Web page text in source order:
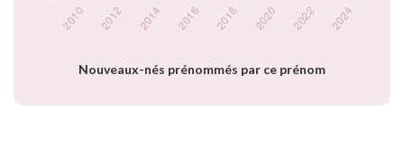
Nouveaux-nés prénommés par ce prénom
Popularité du